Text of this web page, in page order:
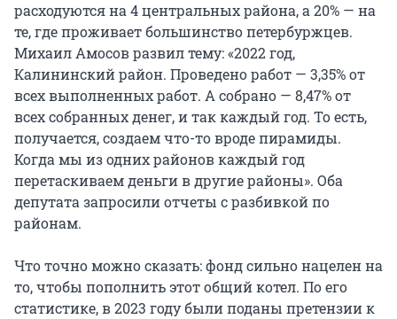
расходуются на 4 центральных района, а 20% — на
те, где проживает большинство петербуржцев.
Михаил Амосов развил тему: «2022 год,
Калининский район. Проведено работ — 3,35% от
всех выполненных работ. А собрано — 8,47% от
всех собранных денег, и так каждый год. То есть,
получается, создаем что-то вроде пирамиды.
Когда мы из одних районов каждый год
перетаскиваем деньги в другие районы». Оба
депутата запросили отчеты с разбивкой по
районам.
Что точно можно сказать: фонд сильно нацелен на
то, чтобы пополнить этот общий котел. По его
статистике, в 2023 году были поданы претензии к